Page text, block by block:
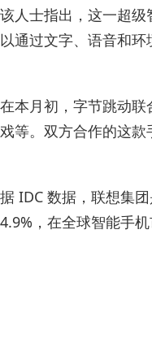
该人士指出，这一超
以通过文字、语音和
在本月初，字节跳动
戏等。双方合作的这款
据 IDC 数据，联想集
4.9%，在全球智能手